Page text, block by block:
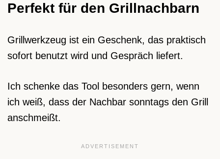
Perfekt für den Grillnachbarn
Grillwerkzeug ist ein Geschenk, das praktisch
sofort benutzt wird und Gespräch liefert.
Ich schenke das Tool besonders gern, wenn
ich weiß, dass der Nachbar sonntags den Grill
anschmeißt.